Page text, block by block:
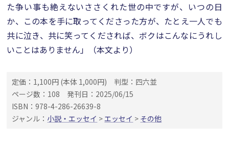
た争い事も絶えないささくれた世の中ですが、いつの日
か、この本を手に取ってくださった方が、たとえ一人でも
共に泣き、共に笑ってくだされば、ボクはこんなにうれし
いことはありません」（本文より）
定価：1,100円 (本体 1,000円)
判型：四六並
ページ数：108
発刊日：2025/06/15
ISBN：978-4-286-26639-8
ジャンル： 小説・エッセイ >エッセイ > その他